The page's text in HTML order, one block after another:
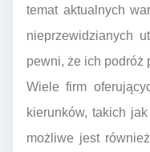
temat aktualnych
nieprzewidzianych
pewni, że ich podróż
Wiele firm
kierunków, takich
możliwe jest